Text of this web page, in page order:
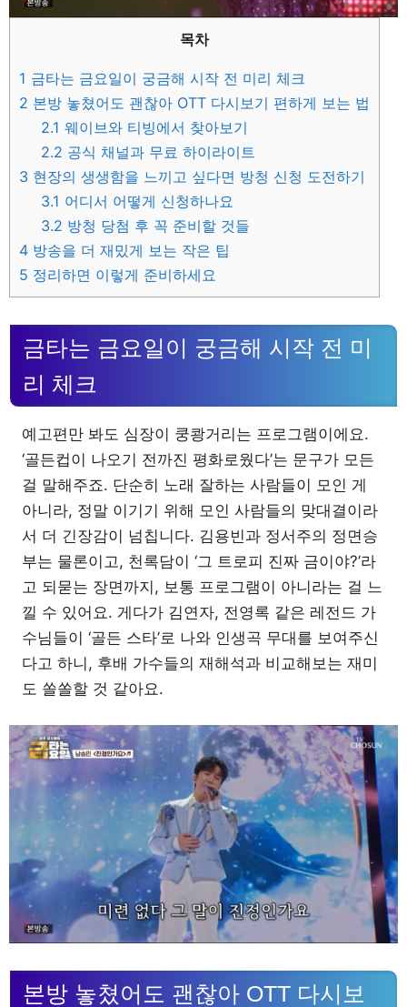
목차
1 금타는 금요일이 궁금해 시작 전 미리 체크
2 본방 놓쳤어도 괜찮아 OTT 다시보기 편하게 보는 법
2.1 웨이브와 티빙에서 찾아보기
2.2 공식 채널과 무료 하이라이트
3 현장의 생생함을 느끼고 싶다면 방청 신청 도전하기
3.1 어디서 어떻게 신청하나요
3.2 방청 당첨 후 꼭 준비할 것들
4 방송을 더 재밌게 보는 작은 팁
5 정리하면 이렇게 준비하세요
금타는 금요일이 궁금해 시작 전 미
리 체크
예고편만 봐도 심장이 쿵쾅거리는 프로그램이에요.
‘골든컵이 나오기 전까진 평화로웠다’는 문구가 모든
걸 말해주죠. 단순히 노래 잘하는 사람들이 모인 게
아니라, 정말 이기기 위해 모인 사람들의 맞대결이라
서 더 긴장감이 넘칩니다. 김용빈과 정서주의 정면승
부는 물론이고, 천록담이 ‘그 트로피 진짜 금이야?’라
고 되묻는 장면까지, 보통 프로그램이 아니라는 걸 느
낄 수 있어요. 게다가 김연자, 전영록 같은 레전드 가
수님들이 ‘골든 스타’로 나와 인생곡 무대를 보여주신
다고 하니, 후배 가수들의 재해석과 비교해보는 재미
도 쏠쏠할 것 같아요.
본방 놓쳤어도 괜찮아 OTT 다시보